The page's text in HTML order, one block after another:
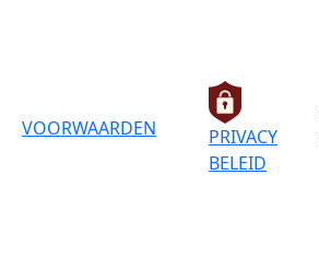
VOORWAARDEN
PRIVACY
BELEID